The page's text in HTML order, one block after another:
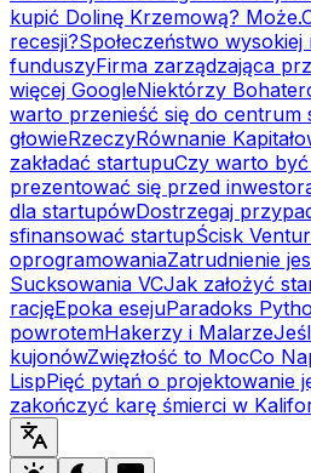
kupić Dolinę Krzemową? Może.
recesji?Społeczeństwo
funduszyFirma zarządzająca
więcej GoogleNiektórzy
warto przenieść się do centrum
głowieRzeczyRównanie
zakładać startupuCzy warto
prezentować się przed
dla startupówDostrzegaj
sfinansować startupŚcisk
oprogramowaniaZatrudnienie
Sucksowania VCJak założyć
racjęEpoka esejuParadoks
powrotemHakerzy i Malarze
kujonówZwięzłość to MocCo
LispPięć pytań o projektowanie
zakończyć karę śmierci w